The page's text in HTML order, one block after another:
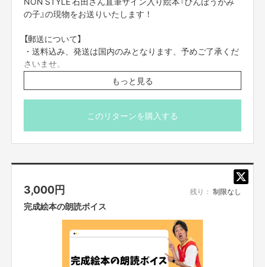
絵本の製作に関して言うと5年前からとりかかっていました。
そのきっかけになったのは「おとぎ話」です。僕が子供の頃、
に読んでいたおとぎ話。
親になって読み聞かせてみると、思ったより過激なんですね。
たり、切ったお腹の中に石を詰め込んだり、クチバシで眼をつついた
今回制作をする『びんぼうがみの子』について
の子』の現物をお送りいたします！
【郵送について】
・送料込み、発送は国内のみとなります、予めご了承くだ
さいませ。
・郵送先につきましては、支援いただく際にご住所を入力
いただく箇所がございますので、そちらに記入をお願いい
たします。
もっと見る
このリターンを購入する
3,000円 残り： 制限なし
完成絵本の朗読ボイス